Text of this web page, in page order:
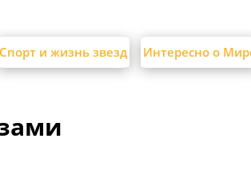
Спорт и жизнь звезд Интересно о